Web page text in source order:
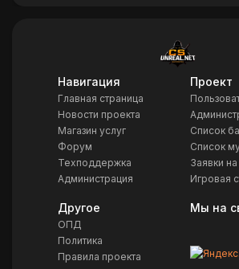
Навигация
Главная страница
Новости проекта
Магазин услуг
Форум
Техподдержка
Администрация
Проект
Список
Список
Заявки
Игровая
Другое
ОПД
Политика
Правила проекта
Мы на